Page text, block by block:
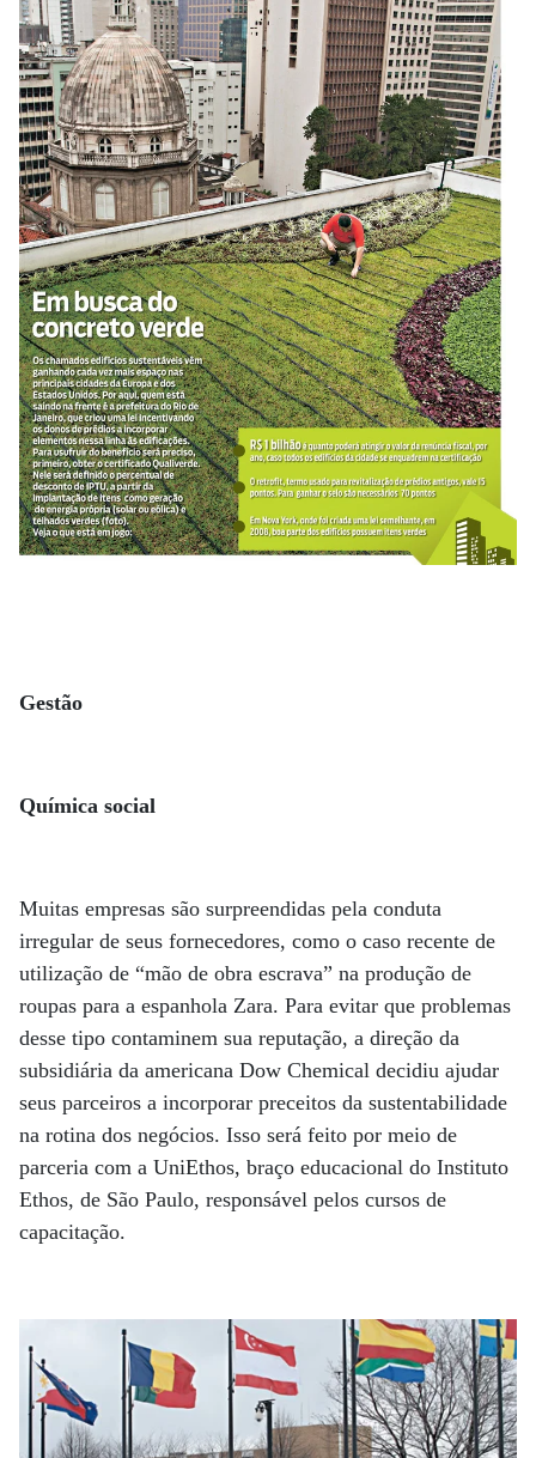
Gestão
Química social
Muitas empresas são surpreendidas pela conduta
irregular de seus fornecedores, como o caso recente de
utilização de “mão de obra escrava” na produção de
roupas para a espanhola Zara. Para evitar que problemas
desse tipo contaminem sua reputação, a direção da
subsidiária da americana Dow Chemical decidiu ajudar
seus parceiros a incorporar preceitos da sustentabilidade
na rotina dos negócios. Isso será feito por meio de
parceria com a UniEthos, braço educacional do Instituto
Ethos, de São Paulo, responsável pelos cursos de
capacitação.